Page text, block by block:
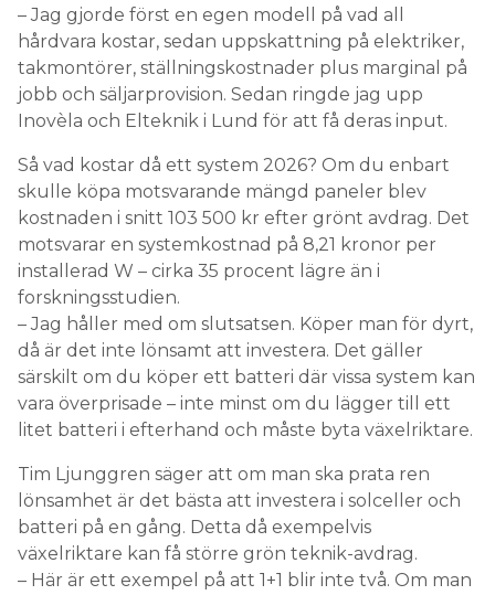
– Jag gjorde först en egen modell på vad all
hårdvara kostar, sedan uppskattning på elektriker,
takmontörer, ställningskostnader plus marginal på
jobb och säljarprovision. Sedan ringde jag upp
Inovèla och Elteknik i Lund för att få deras input.
Så vad kostar då ett system 2026? Om du enbart
skulle köpa motsvarande mängd paneler blev
kostnaden i snitt 103 500 kr efter grönt avdrag. Det
motsvarar en systemkostnad på 8,21 kronor per
installerad W – cirka 35 procent lägre än i
forskningsstudien.
– Jag håller med om slutsatsen. Köper man för dyrt,
då är det inte lönsamt att investera. Det gäller
särskilt om du köper ett batteri där vissa system kan
vara överprisade – inte minst om du lägger till ett
litet batteri i efterhand och måste byta växelriktare.
Tim Ljunggren säger att om man ska prata ren
lönsamhet är det bästa att investera i solceller och
batteri på en gång. Detta då exempelvis
växelriktare kan få större grön teknik-avdrag.
– Här är ett exempel på att 1+1 blir inte två. Om man